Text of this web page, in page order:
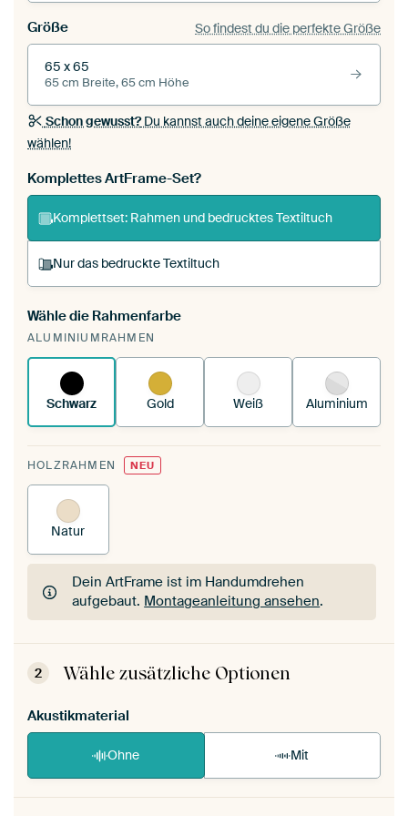
Größe So findest du die perfekte Größe
65 x 65
65 cm Breite, 65 cm Höhe
Schon gewusst?Du kannst auch deine eigene Größe
wählen!
Komplettes ArtFrame-Set?
Komplettset: Rahmen und bedrucktes Textiltuch
Nur das bedruckte Textiltuch
Du spannst einen wechselbaren Textiltuch in
deinen vorhandenen ArtFrame™.
funktioniert es.
Wähle die Rahmenfarbe
ALUMINIUMRAHMEN
Schwarz Gold Weiß Aluminium
HOLZRAHMEN NEU
Natur
Dein ArtFrame ist im Handumdrehen
aufgebaut. Montageanleitung ansehen.
Dein ArtFrame ist im Handumdrehen
aufgebaut.Montageanleitung ansehen
2 Wähle zusätzliche Optionen
Akustikmaterial
Ohne Mit